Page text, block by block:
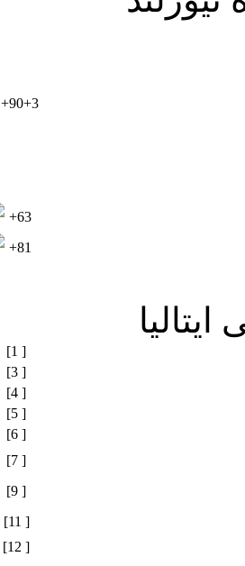
+90+3
+63
+81
[1 ]
[3 ]
[4 ]
[5 ]
[6 ]
[7 ]
[9 ]
[11 ]
[12 ]